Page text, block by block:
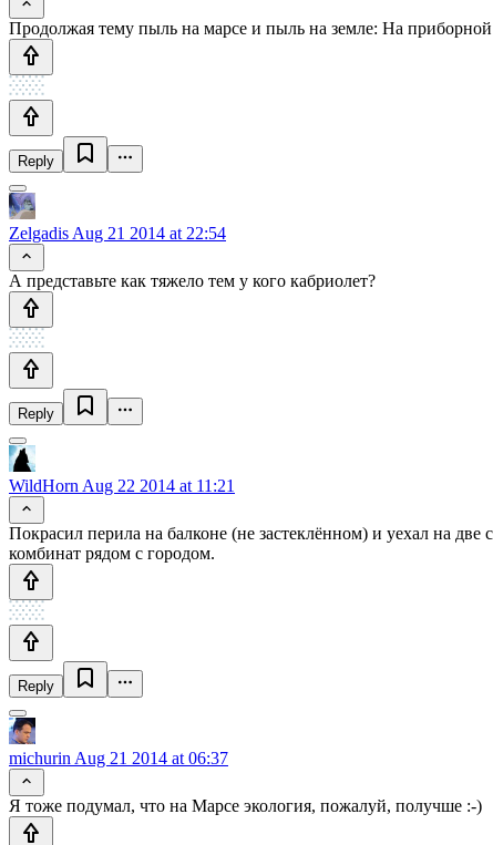
Продолжая тему пыль на марсе и пыль на земле: На приборной
Reply
Zelgadis Aug 21 2014 at 22:54
А представьте как тяжело тем у кого кабриолет?
Reply
WildHorn Aug 22 2014 at 11:21
Покрасил перила на балконе (не застеклённом) и уехал на
комбинат рядом с городом.
Reply
michurin Aug 21 2014 at 06:37
Я тоже подумал, что на Марсе экология, пожалуй, получше :-)